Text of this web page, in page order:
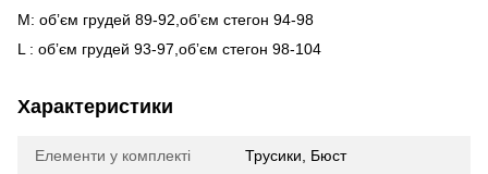
М: обʼєм грудей 89-92,обʼєм стегон 94-98
L : обʼєм грудей 93-97,обʼєм стегон 98-104
Характеристики
Елементи у комплекті Трусики, Бюст